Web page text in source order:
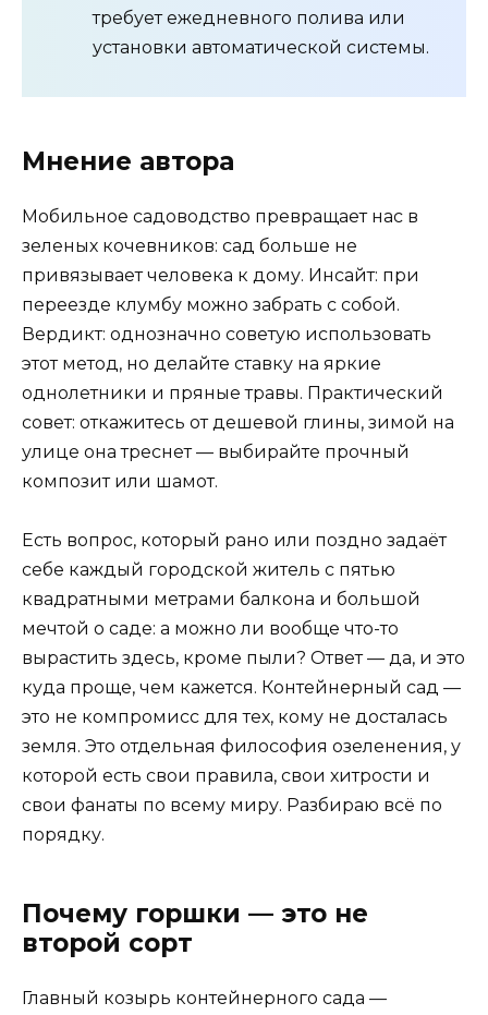
требует ежедневного полива или
установки автоматической системы.
Мнение автора
Мобильное садоводство превращает нас в
зеленых кочевников: сад больше не
привязывает человека к дому. Инсайт: при
переезде клумбу можно забрать с собой.
Вердикт: однозначно советую использовать
этот метод, но делайте ставку на яркие
однолетники и пряные травы. Практический
совет: откажитесь от дешевой глины, зимой на
улице она треснет — выбирайте прочный
композит или шамот.
Есть вопрос, который рано или поздно задаёт
себе каждый городской житель с пятью
квадратными метрами балкона и большой
мечтой о саде: а можно ли вообще что-то
вырастить здесь, кроме пыли? Ответ — да, и это
куда проще, чем кажется. Контейнерный сад —
это не компромисс для тех, кому не досталась
земля. Это отдельная философия озеленения, у
которой есть свои правила, свои хитрости и
свои фанаты по всему миру. Разбираю всё по
порядку.
Почему горшки — это не
второй сорт
Главный козырь контейнерного сада —